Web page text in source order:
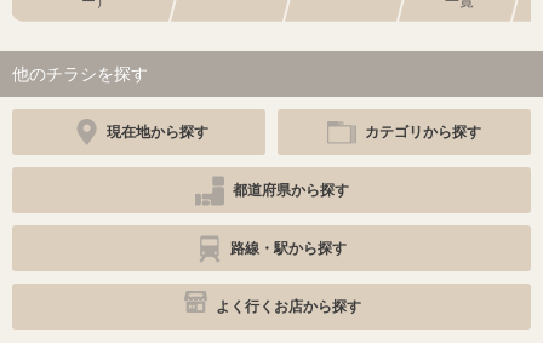
他のチラシを探す
現在地から探す カテゴリから探す
都道府県から探す
路線・駅から探す
よく行くお店から探す